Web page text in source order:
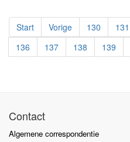
Start Vorige 130 131
136
137 138 139
Contact
Algemene correspondentie